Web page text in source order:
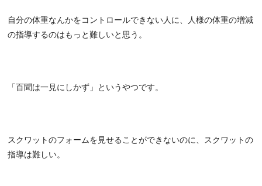
自分の体重なんかをコントロールできない人に、人様の体重の増減
の指導するのはもっと難しいと思う。
「百聞は一見にしかず」というやつです。
スクワットのフォームを見せることができないのに、スクワットの
指導は難しい。